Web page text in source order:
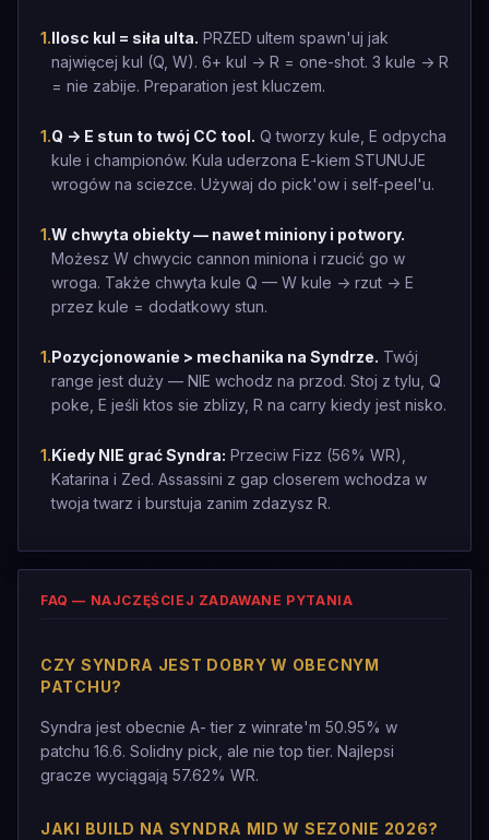
1.Ilosc kul = siła ulta. PRZED ultem spawn'uj jak
najwięcej kul (Q, W). 6+ kul -> R = one-shot. 3 kule -> R
= nie zabije. Preparation jest kluczem.
1.Q -> E stun to twój CC tool. Q tworzy kule, E odpycha
kule i championów. Kula uderzona E-kiem STUNUJE
wrogów na sciezce. Używaj do pick'ow i self-peel'u.
1.W chwyta obiekty — nawet miniony i potwory.
Możesz W chwycic cannon miniona i rzucić go w
wroga. Także chwyta kule Q — W kule -> rzut -> E
przez kule = dodatkowy stun.
1.Pozycjonowanie > mechanika na Syndrze. Twój
range jest duży — NIE wchodz na przod. Stoj z tylu, Q
poke, E jeśli ktos sie zblizy, R na carry kiedy jest nisko.
1.Kiedy NIE grać Syndra: Przeciw Fizz (56% WR),
Katarina i Zed. Assassini z gap closerem wchodza w
twoja twarz i burstuja zanim zdazysz R.
FAQ — NAJCZĘŚCIEJ ZADAWANE PYTANIA
CZY SYNDRA JEST DOBRY W OBECNYM
PATCHU?
Syndra jest obecnie A- tier z winrate'm 50.95% w
patchu 16.6. Solidny pick, ale nie top tier. Najlepsi
gracze wyciągają 57.62% WR.
JAKI BUILD NA SYNDRA MID W SEZONIE 2026?